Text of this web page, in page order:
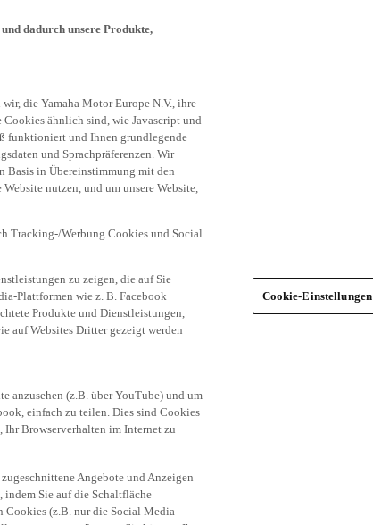
dadurch unsere Produkte,
die Yamaha Motor Europe N.V., ihre
ähnlich sind, wie Javascript und
funktioniert und Ihnen grundlegende
und Sprachpräferenzen. Wir
Basis in Übereinstimmung mit den
nutzen, und um unsere Website,
Tracking-/Werbung Cookies und Social
zu zeigen, die auf Sie
Plattformen wie z. B. Facebook
Produkte und Dienstleistungen,
auf Websites Dritter gezeigt werden
anzusehen (z.B. über YouTube) und um
einfach zu teilen. Dies sind Cookies
Browserverhalten im Internet zu
Angebote und Anzeigen
Sie auf die Schaltfläche
Cookies (z.B. nur die Social Media-
Cookie-Einstellungen